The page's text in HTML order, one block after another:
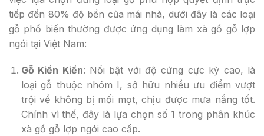
tiếp đến 80% độ bền của mái nhà, dưới đây là các loại
gỗ phổ biến thường được ứng dụng làm xà gồ gỗ lợp
ngói tại Việt Nam:
Gỗ Kiền Kiền: Nổi bật với độ cứng cực kỳ cao, là
loại gỗ thuộc nhóm I, sở hữu nhiều ưu điểm vượt
trội về không bị mối mọt, chịu được mưa nắng tốt.
Chính vì thế, đây là lựa chọn số 1 trong phân khúc
xà gồ gỗ lợp ngói cao cấp.